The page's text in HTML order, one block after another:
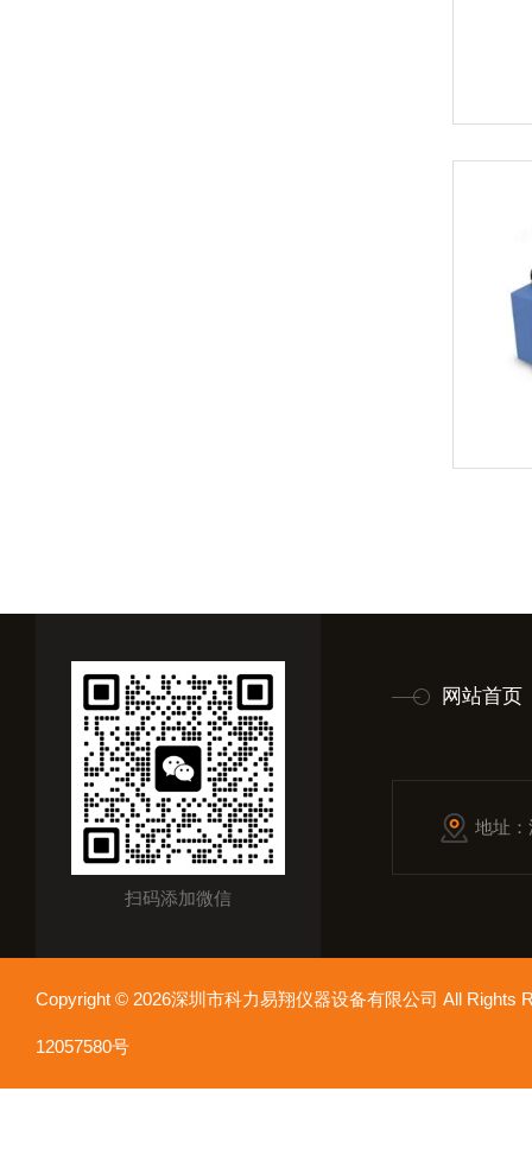
扫码添加微信
网站首页
地址
Copyright © 2026深圳市科力易翔仪器设备有限公司 All
12057580号